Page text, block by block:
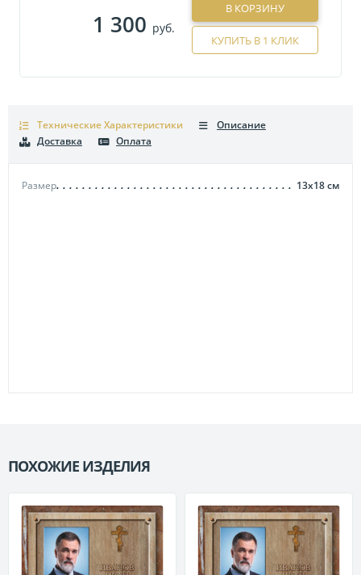
1 300 руб.
В КОРЗИНУ
КУПИТЬ В 1 КЛИК
Технические Характеристики
Размер 13х18см
Описание
Доставка
Оплата
ПОХОЖИЕ ИЗДЕЛИЯ